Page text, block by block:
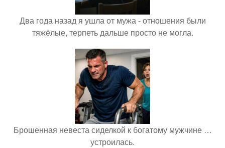
Два года назад я ушла от мужа - отношения были
тяжёлые, терпеть дальше просто не могла.
Брошенная невеста сиделкой к богатому мужчине …
устроилась.